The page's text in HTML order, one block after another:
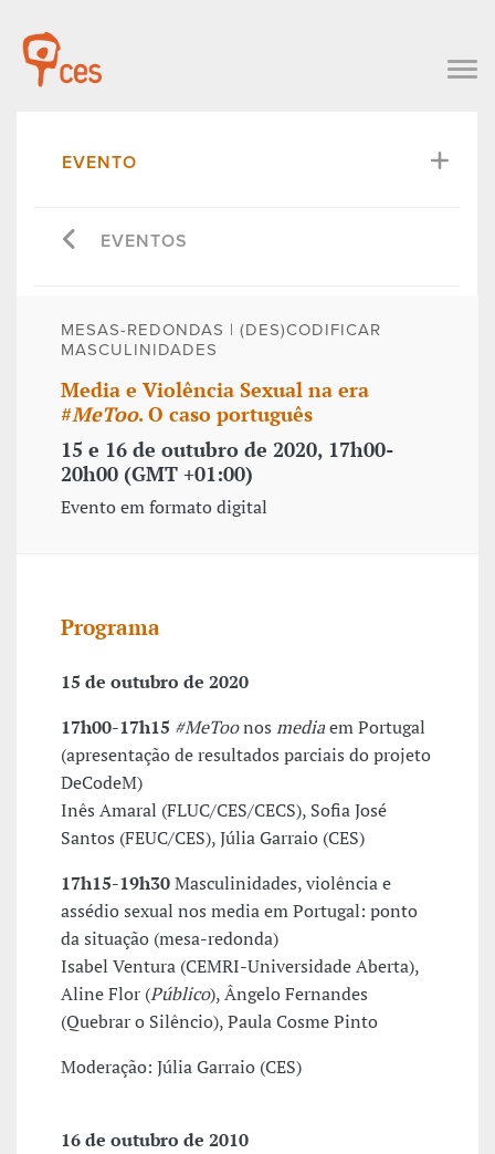
EVENTO
EVENTOS
MESAS-REDONDAS | (DES)CODIFICAR
MASCULINIDADES
Media e Violência Sexual na era
#MeToo. O caso português
15 e 16 de outubro de 2020, 17h00-
20h00 (GMT +01:00)
Evento em formato digital
Programa
15 de outubro de 2020
17h00-17h15 #MeToonos mediaem Portugal
(apresentação de resultados parciais do projeto
DeCodeM)
Inês Amaral (FLUC/CES/CECS), Sofia José
Santos (FEUC/CES), Júlia Garraio (CES)
17h15-19h30Masculinidades, violência e
assédio sexual nos media em Portugal: ponto
da situação (mesa-redonda)
Isabel Ventura (CEMRI-Universidade Aberta),
Aline Flor (Público), Ângelo Fernandes
(Quebrar o Silêncio), Paula Cosme Pinto
Moderação: Júlia Garraio (CES)
16 de outubro de 2010